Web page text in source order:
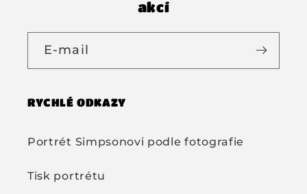
akcí
E-mail
RYCHLÉ ODKAZY
Portrét Simpsonovi podle fotografie
Tisk portrétu